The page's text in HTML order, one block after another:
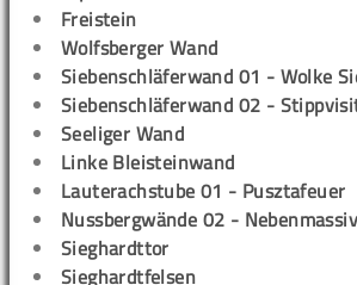
Freistein
Wolfsberger Wand
Siebenschläferwand 01 - Wolke
Siebenschläferwand 02 -
Seeliger Wand
Linke Bleisteinwand
Lauterachstube 01 - Pusztafeuer
Nussbergwände 02 -
Sieghardttor
Sieghardtfelsen